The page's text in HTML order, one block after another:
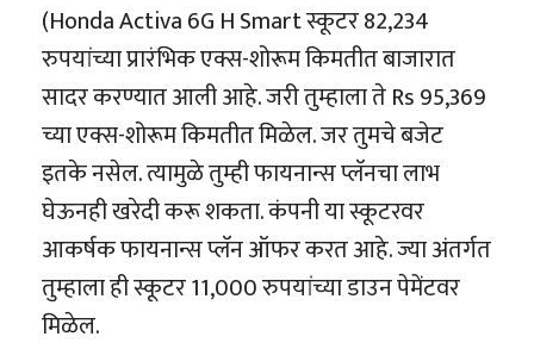
(Honda Activa 6G H Smart स्कूटर 82,234
रुपयांच्या प्रारंभिक एक्स-शोरूम किमतीत बाजारात
सादर करण्यात आली आहे. जरी तुम्हाला ते Rs 95,369
च्या एक्स-शोरूम किमतीत मिळेल. जर तुमचे बजेट
इतके नसेल. त्यामुळे तुम्ही फायनान्स प्लॅनचा लाभ
घेऊनही खरेदी करू शकता. कंपनी या स्कूटरवर
आकर्षक फायनान्स प्लॅन ऑफर करत आहे. ज्या अंतर्गत
तुम्हाला ही स्कूटर 11,000 रुपयांच्या डाउन पेमेंटवर
मिळेल.